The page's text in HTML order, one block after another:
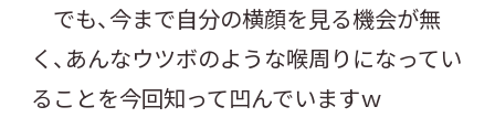
でも、今まで自分の横顔を見る機会が無
く、あんなウツボのような喉周りになってい
ることを今回知って凹んでいますｗ